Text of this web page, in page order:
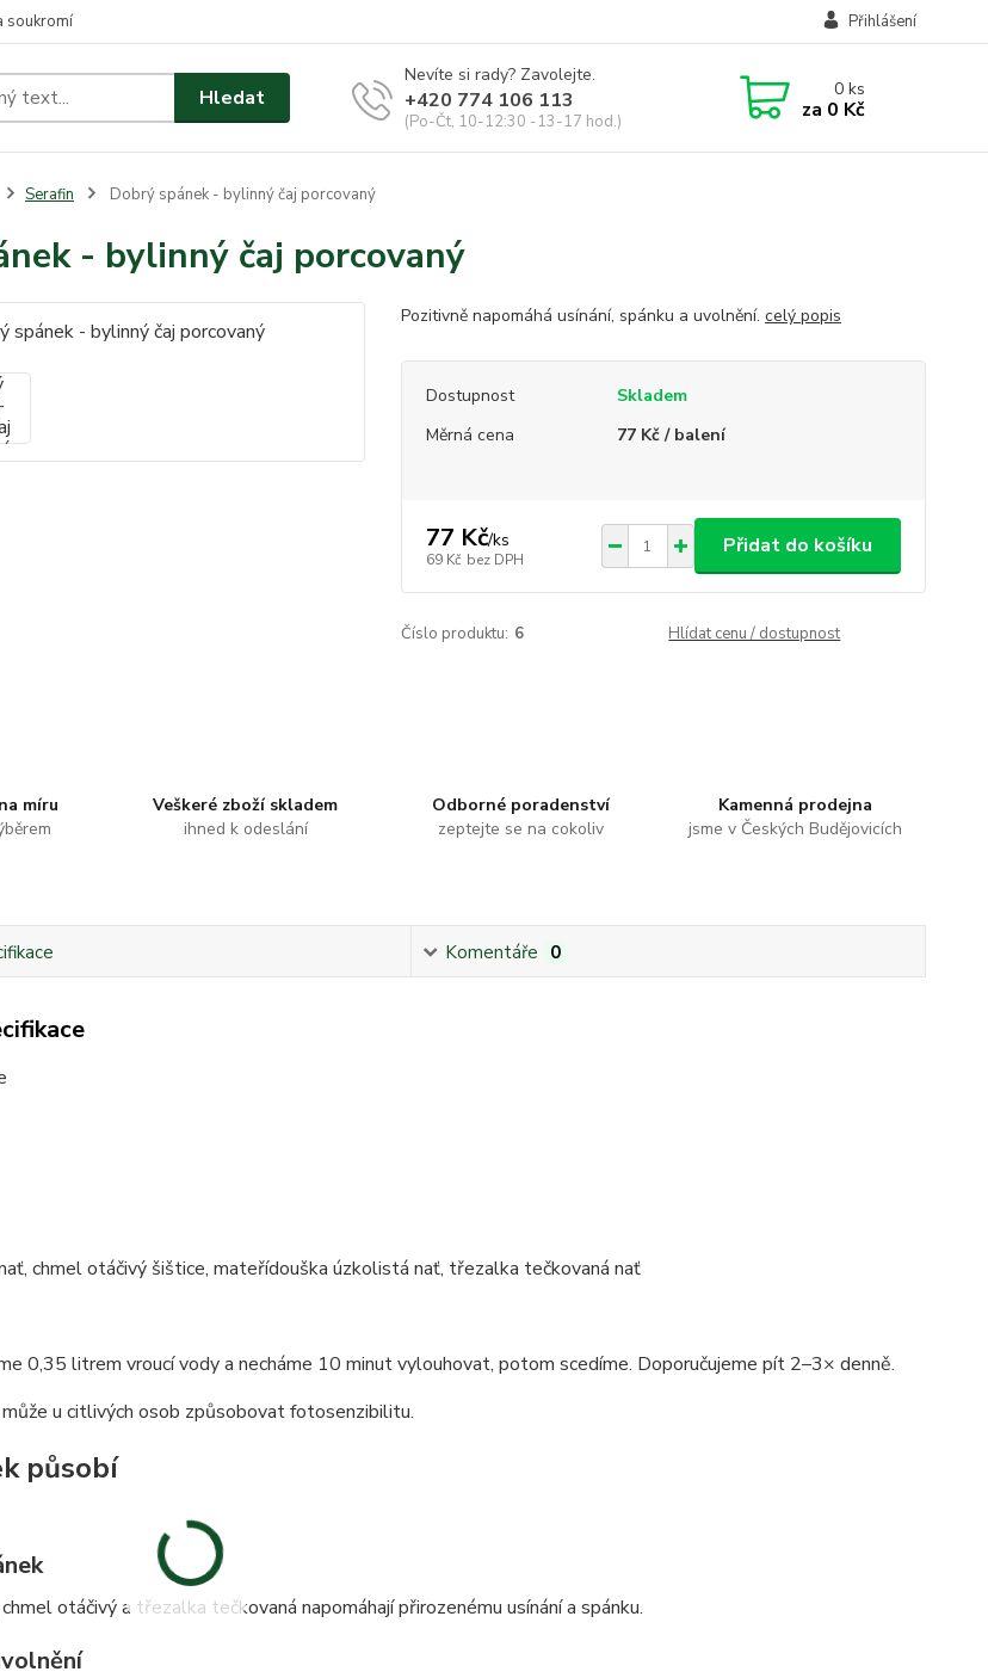
soukromí Přihlášení
Hledat
Nevíte si rady? Zavolejte.
+420 774 106 113
(Po-Čt, 10-12:30 -13-17 hod.)
0ks
za 0 Kč
Serafin Dobrý spánek - bylinný čaj porcovaný
- bylinný čaj porcovaný
Pozitivně napomáhá usínání, spánku a uvolnění. celý popis
Dostupnost
Skladem
Měrná cena
77 Kč / balení
77 Kč/ks
69 Kč bez DPH
Přidat do košíku
Číslo produktu: 6 Hlídat cenu / dostupnost
míru
Veškeré zboží skladem
ihned k odeslání
Odborné poradenství
zeptejte se na cokoliv
Kamenná prodejna
jsme v Českých Budějovicích
Komentáře 0
chmel otáčivý šištice, mateřídouška úzkolistá nať, třezalka tečkovaná nať
0,35 litrem vroucí vody a necháme 10 minut vylouhovat, potom scedíme. Doporučujeme pít 2–3× denně.
u citlivých osob způsobovat fotosenzibilitu.
působí
otáčivý a třezalka tečkovaná napomáhají přirozenému usínání a spánku.